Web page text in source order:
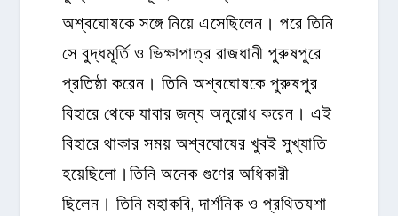
অশ্বঘোষকে সঙ্গে নিয়ে এসেছিলেন। পরে তিনি
সে বুদ্ধমূর্তি ও ভিক্ষাপাত্র রাজধানী পুরুষপুরে
প্রতিষ্ঠা করেন। তিনি অশ্বঘোষকে পুরুষপুর
বিহারে থেকে যাবার জন্য অনুরোধ করেন। এই
বিহারে থাকার সময় অশ্বঘোষের খুবই সুখ্যাতি
হয়েছিলো।তিনি অনেক গুণের অধিকারী
ছিলেন। তিনি মহাকবি, দার্শনিক ও প্রথিতযশা